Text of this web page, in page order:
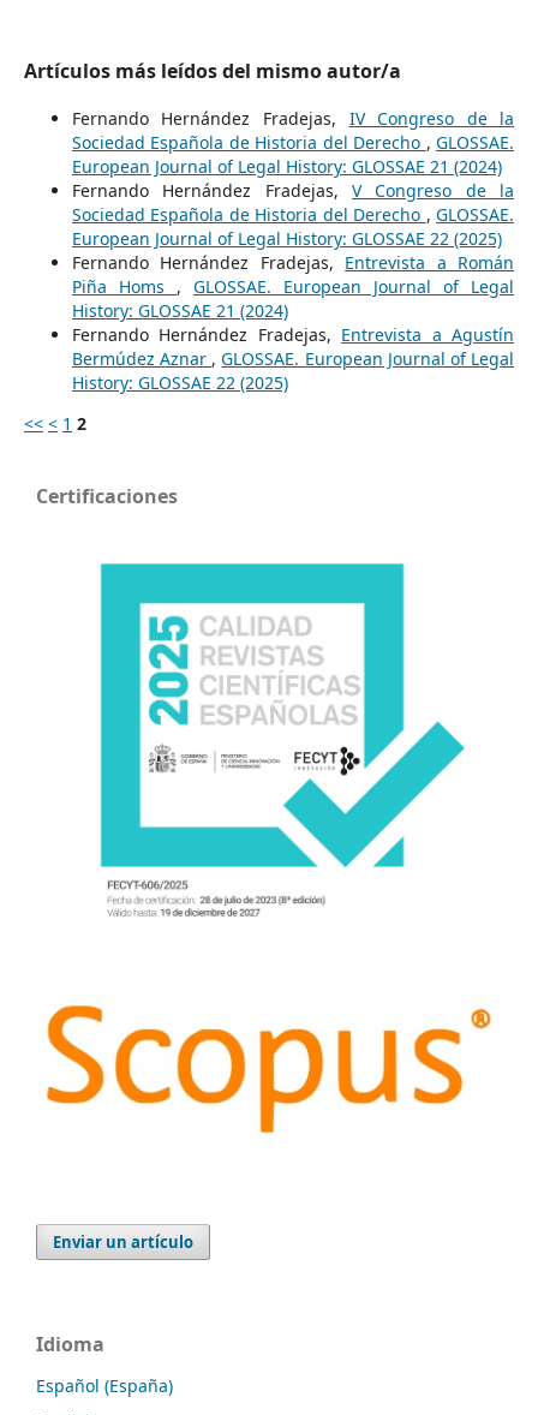
Artículos más leídos del mismo autor/a
Fernando Hernández Fradejas, IV Congreso de la
Sociedad Española de Historia del Derecho ,GLOSSAE.
European Journal of Legal History: GLOSSAE 21 (2024)
Fernando Hernández Fradejas, V Congreso de la
Sociedad Española de Historia del Derecho ,GLOSSAE.
European Journal of Legal History: GLOSSAE 22 (2025)
Fernando Hernández Fradejas, Entrevista a Román
Piña Homs ,GLOSSAE. European Journal of Legal
History: GLOSSAE 21 (2024)
Fernando Hernández Fradejas, Entrevista a Agustín
Bermúdez Aznar ,GLOSSAE. European Journal of Legal
History: GLOSSAE 22 (2025)
<< < 1 2
Certificaciones
Enviar un artículo
Idioma
Español (España)